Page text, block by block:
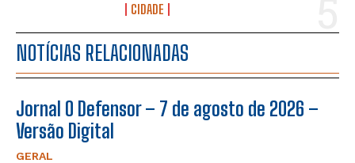
CIDADE
NOTÍCIAS RELACIONADAS
Jornal O Defensor – 7 de agosto de 2026 –
Versão Digital
GERAL